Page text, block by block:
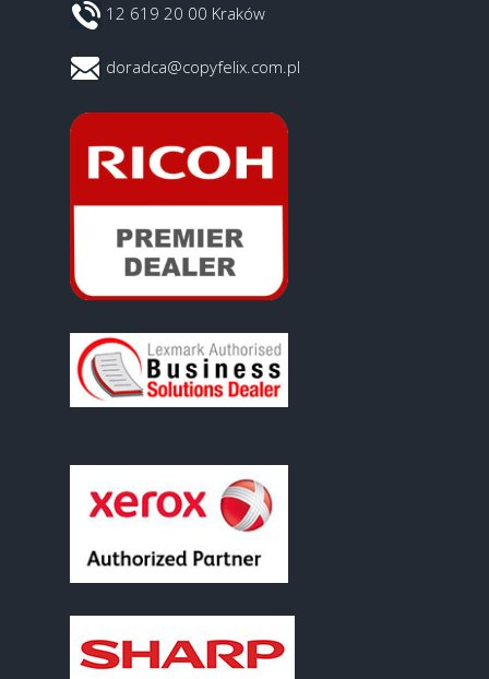
12 619 20 00 Kraków
doradca@copyfelix.com.pl